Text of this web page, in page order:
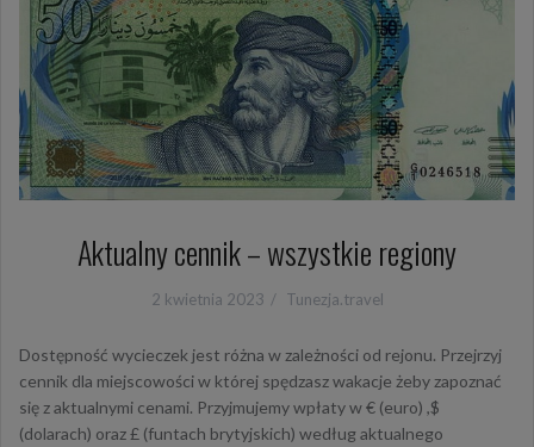
Aktualny cennik – wszystkie regiony
2 kwietnia 2023 Tunezja.travel
Dostępność wycieczek jest różna w zależności od rejonu. Przejrzyj
cennik dla miejscowości w której spędzasz wakacje żeby zapoznać
się z aktualnymi cenami. Przyjmujemy wpłaty w € (euro) ,$
(dolarach) oraz £ (funtach brytyjskich) według aktualnego